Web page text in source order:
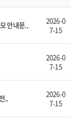
안내문..
2026-0
7-15
2026-0
7-15
..
2026-0
7-15